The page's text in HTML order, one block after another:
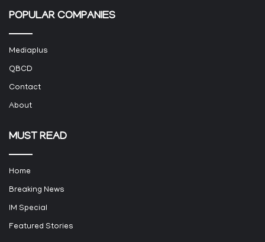
POPULAR COMPANIES
Mediaplus
QBCD
Contact
About
MUST READ
Home
Breaking News
IM Special
Featured Stories